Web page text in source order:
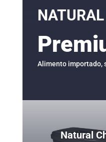
Alimento importado,
Natural